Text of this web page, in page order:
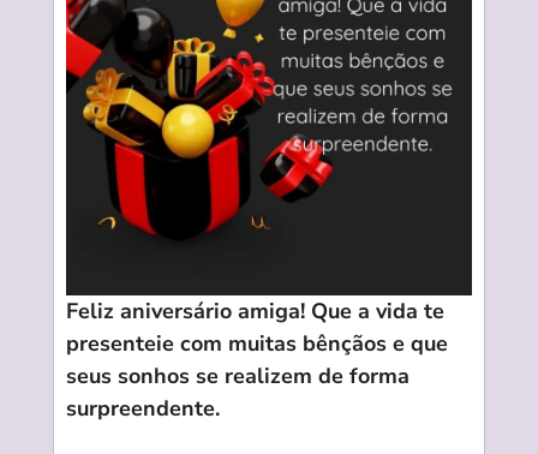
Feliz aniversário amiga! Que a vida te
presenteie com muitas bênçãos e que
seus sonhos se realizem de forma
surpreendente.